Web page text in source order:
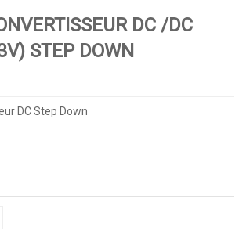
DC /DC
STEP DOWN
DC Step Down